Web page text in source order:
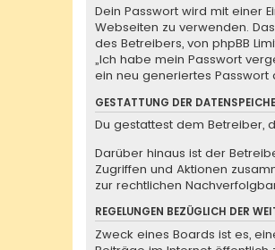
Dein Passwort wird mit einer
Webseiten zu verwenden.
des Betreibers, von phpBB
„Ich habe mein Passwort
ein neu generiertes
GESTATTUNG DER
Du gestattest dem Betreiber,
Darüber hinaus ist der
Zugriffen und Aktionen
zur rechtlichen
REGELUNGEN BEZÜGLICH DER
Zweck eines Boards ist es,